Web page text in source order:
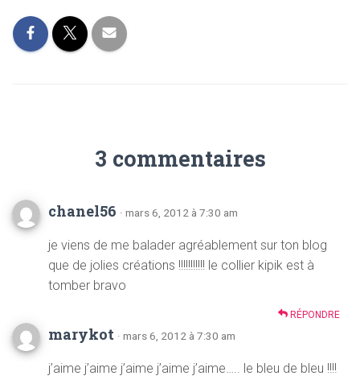
3 commentaires
chanel56 · mars 6, 2012 à 7:30 am
je viens de me balader agréablement sur ton blog
que de jolies créations !!!!!!!!!!! le collier kipik est à
tomber bravo
RÉPONDRE
marykot · mars 6, 2012 à 7:30 am
j’aime j’aime j’aime j’aime j’aime….. le bleu de bleu !!!!